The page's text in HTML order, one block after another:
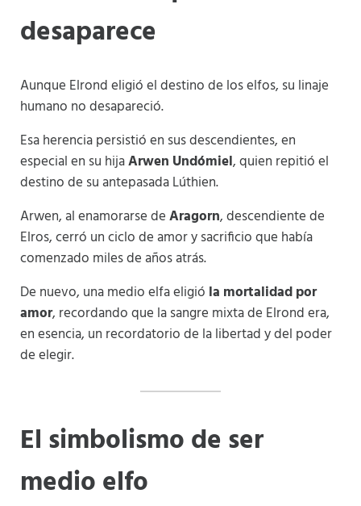
desaparece
Aunque Elrond eligió el destino de los elfos, su linaje
humano no desapareció.
Esa herencia persistió en sus descendientes, en
especial en su hijaArwen Undómiel, quien repitió el
destino de su antepasada Lúthien.
Arwen, al enamorarse deAragorn, descendiente de
Elros, cerró un ciclo de amor y sacrificio que había
comenzado miles de años atrás.
De nuevo, una medio elfa eligió la mortalidad por
amor, recordando que la sangre mixta de Elrond era,
en esencia, un recordatorio de la libertad y del poder
de elegir.
El simbolismo de ser
medio elfo